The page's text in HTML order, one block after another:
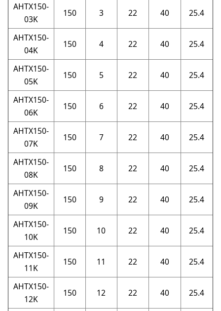
AHTX150-
03K
150 3 22 40 25.4
AHTX150-
04K
150 4 22 40 25.4
AHTX150-
05K
150 5 22 40 25.4
AHTX150-
06K
150 6 22 40 25.4
AHTX150-
07K
150 7 22 40 25.4
AHTX150-
08K
150 8 22 40 25.4
AHTX150-
09K
150 9 22 40 25.4
AHTX150-
10K
150 10 22 40 25.4
AHTX150-
11K
150 11 22 40 25.4
AHTX150-
12K
150 12 22 40 25.4